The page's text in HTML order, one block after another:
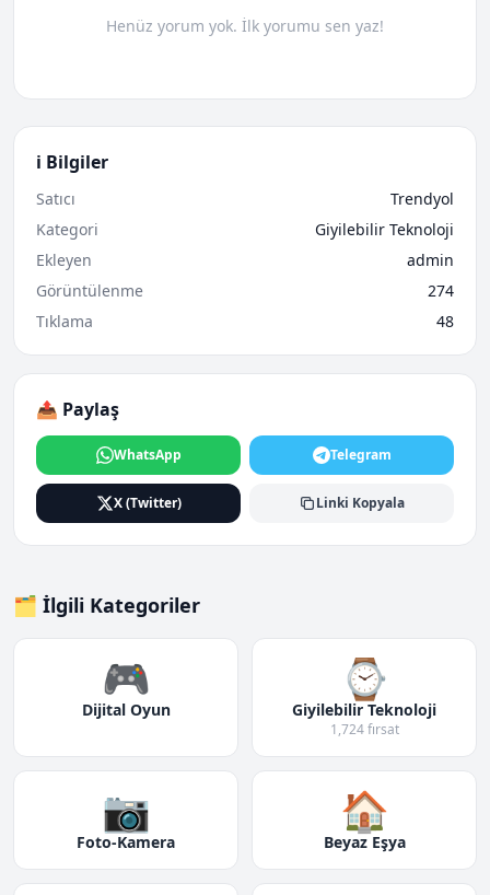
Henüz yorum yok. İlk yorumu sen yaz!
ℹ️ Bilgiler
Satıcı
Trendyol
Kategori
Giyilebilir Teknoloji
Ekleyen
admin
Görüntülenme
274
Tıklama
48
📤 Paylaş
WhatsApp Telegram
X (Twitter) Linki Kopyala
🗂️ İlgili Kategoriler
🎮
Dijital Oyun
⌚
Giyilebilir Teknoloji
1,724 fırsat
📷
Foto-Kamera
🏠
Beyaz Eşya